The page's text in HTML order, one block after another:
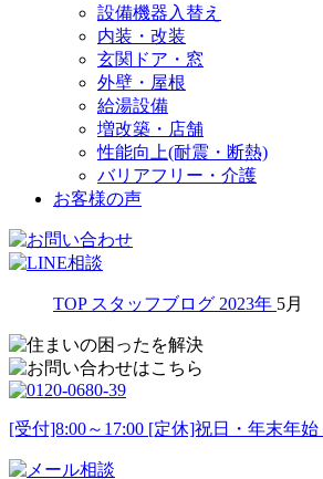
設備機器入替え
内装・改装
玄関ドア・窓
外壁・屋根
給湯設備
増改築・店舗
性能向上(耐震・断熱)
バリアフリー・介護
お客様の声
TOP スタッフブログ 2023年 5月
[受付]8:00～17:00 [定休]祝日・年末年